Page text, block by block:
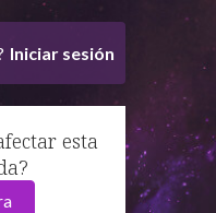
Iniciar sesión
esta